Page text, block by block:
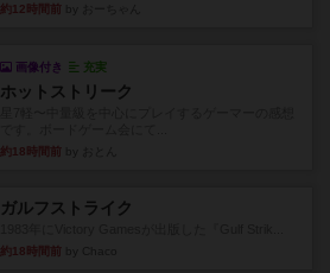
約12時間前
画像付き 充実
ホットストリーク
約18時間前
ガルフストライク
約18時間前